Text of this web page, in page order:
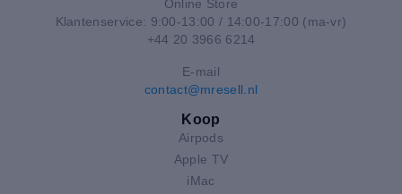
Online Store
Klantenservice: 9:00-13:00 / 14:00-17:00 (ma-vr)
+44 20 3966 6214
E-mail
contact@mresell.nl
Koop
Airpods
Apple TV
iMac